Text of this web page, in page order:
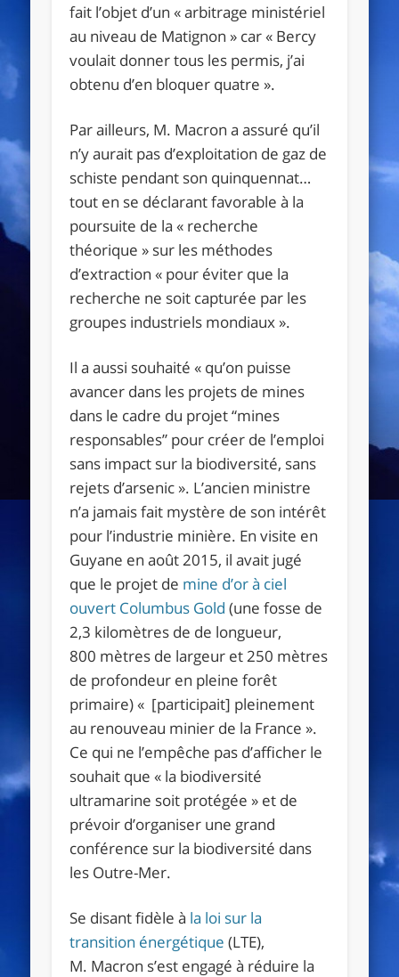
fait l’objet d’un«arbitrage ministériel
au niveau de Matignon » car« Bercy
voulait donner tous les permis, j’ai
obtenu d’en bloquer quatre ».
Par ailleurs, M. Macron a assuré qu’il
n’y aurait pas d’exploitation de gaz de
schiste pendant son quinquennat…
tout en se déclarant favorable à la
poursuite de la« recherche
théorique » sur les méthodes
d’extraction« pour éviter que la
recherche ne soit capturée par les
groupes industriels mondiaux ».
Il a aussi souhaité« qu’on puisse
avancer dans les projets de mines
dans le cadre du projet“mines
responsables” pour créer de l’emploi
sans impact sur la biodiversité, sans
rejets d’arsenic ». L’ancien ministre
n’a jamais fait mystère de son intérêt
pour l’industrie minière. En visite en
Guyane en août 2015, il avait jugé
que le projet de mine d’or à ciel
ouvert Columbus Gold (une fosse de
2,3 kilomètres de de longueur,
800 mètres de largeur et 250 mètres
de profondeur en pleine forêt
primaire)« [participait] pleinement
au renouveau minier de la France ».
Ce qui ne l’empêche pas d’afficher le
souhait que« la biodiversité
ultramarine soit protégée » et de
prévoir d’organiser une grand
conférence sur la biodiversité dans
les Outre-Mer.
Se disant fidèle à la loi sur la
transition énergétique (LTE),
M. Macron s’est engagé à réduire la